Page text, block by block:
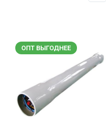
ОПТ ВЫГОДНЕЕ